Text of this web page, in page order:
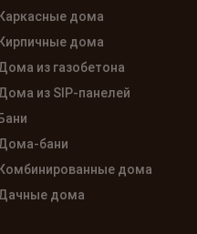
Каркасные дома
Кирпичные дома
из газобетона
из SIP-панелей
Бани
бани
Комбинированные дома
дома